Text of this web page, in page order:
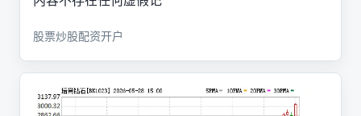
股票炒股配资开户